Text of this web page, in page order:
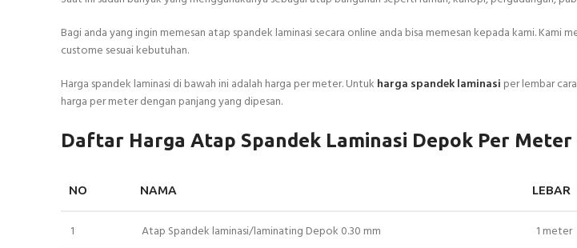
Bagi anda yang ingin memesan atap spandek laminasi secara online anda bisa memesan kepada kami. Kami
custome sesuai kebutuhan.
Harga spandek laminasi di bawah ini adalah harga per meter. Untuk harga spandek laminasi per lembar
harga per meter dengan panjang yang dipesan.
Daftar Harga Atap Spandek Laminasi Depok Per Meter
NO NAMA LEBAR
1 Atap Spandek laminasi/laminating Depok 0.30 mm 1 meter